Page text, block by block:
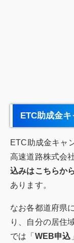
ETC助成金
ETC助成金キャ
高速道路株式会
込みはこちらから
あります。
なお各都道府県
り、自分の居住
では「 WEB申込